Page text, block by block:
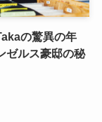
の驚異の年
ゼルス豪邸の秘